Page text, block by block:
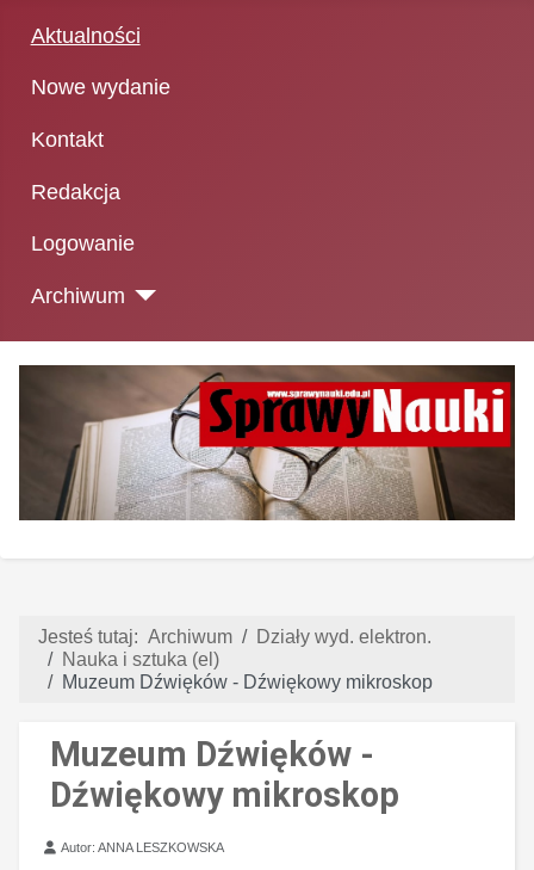
Aktualności
Nowe wydanie
Kontakt
Redakcja
Logowanie
Archiwum
Jesteś tutaj: Archiwum
Działy wyd. elektron.
Nauka i sztuka (el)
Muzeum Dźwięków - Dźwiękowy mikroskop
Muzeum Dźwięków -
Dźwiękowy mikroskop
Szczegóły
Autor:ANNA LESZKOWSKA